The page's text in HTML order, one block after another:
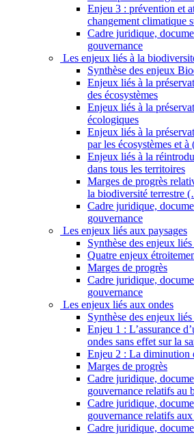
Enjeu 3 : prévention et
changement climatique
Cadre juridique,
gouvernance
Les enjeux liés à la
Synthèse des enjeux
Enjeux liés à la
des écosystèmes
Enjeux liés à la
écologiques
Enjeux liés à la
par les écosystèmes et
Enjeux liés à la
dans tous les territoires
Marges de progrès
la biodiversité terrestre
Cadre juridique,
gouvernance
Les enjeux liés aux paysages
Synthèse des enjeux
Quatre enjeux
Marges de progrès
Cadre juridique,
gouvernance
Les enjeux liés aux ondes
Synthèse des enjeux
Enjeu 1 : L’assurance
ondes sans effet sur la
Enjeu 2 : La diminution
Marges de progrès
Cadre juridique,
gouvernance relatifs au
Cadre juridique,
gouvernance relatifs
Cadre juridique,